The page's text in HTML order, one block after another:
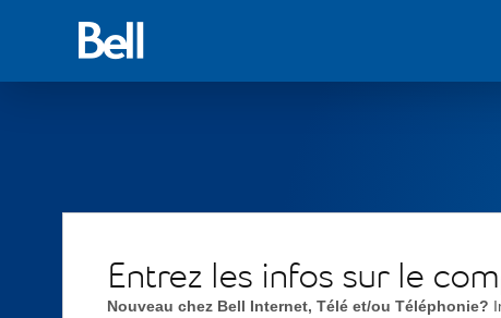
à
Entrez les infos sur le
Nouveau chez Bell Internet, Télé et/ou Téléphonie?